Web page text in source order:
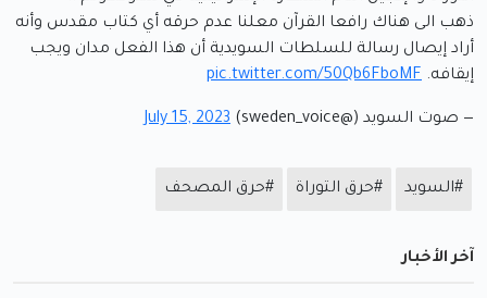
ذهب الى هناك رافعا القرآن معلنا عدم حرقه أي كتاب مقدس وأنه
أراد إيصال رسالة للسلطات السويدية أن هذا الفعل مدان ويجب
إيقافه. pic.twitter.com/50Qb6FboMF
— صوت السويد (@sweden_voice) July 15, 2023
#السويد #حرق التوراة #حرق المصحف
آخر الأخبار